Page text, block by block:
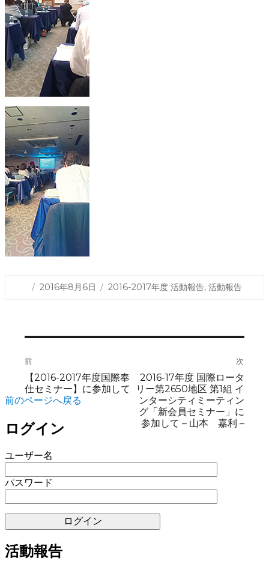
投
2016年8月6日
カ
ー
2016-2017年度 活動報告, 活動報告
稿
ナ
ビ
ゲ
シ
ョ
ン
前
の
投
稿:
【2016-2017年度国際奉
仕セミナー】に参加して
次
の
投
稿:
2016-17年度 国際ロータ
リー第2650地区 第1組 イ
ンターシティミーティン
グ「新会員セミナー」に
参加して – 山本 嘉利 –
前のページへ戻る
ログイン
ユーザー名
パスワード
活動報告